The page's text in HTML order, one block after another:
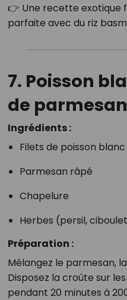
👉 Une recette exotique
parfaite avec du riz
7. Poisson
de parmesan
Ingrédients :
Filets de poisson blanc
Parmesan râpé
Chapelure
Herbes (persil,
Préparation :
Mélangez le parmesan,
Disposez la croûte sur
pendant 20 minutes à